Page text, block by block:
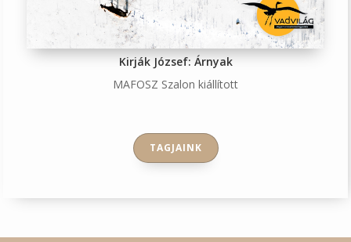
Kirják József: Árnyak
MAFOSZ Szalon kiállított
TAGJAINK